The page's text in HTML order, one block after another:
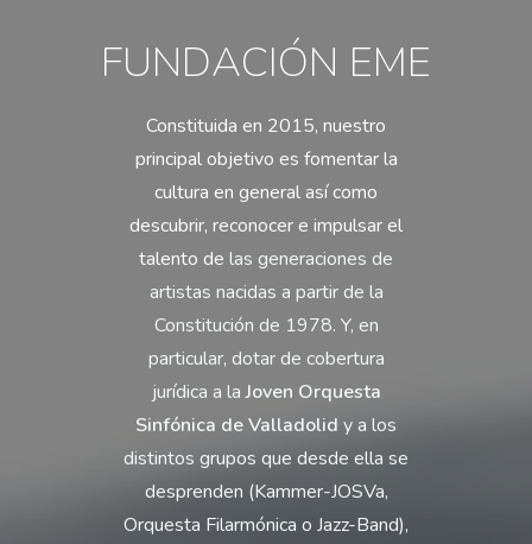
FUNDACIÓN EME
Constituida en 2015, nuestro
principal objetivo es fomentar la
cultura en general así como
descubrir, reconocer e impulsar el
talento de las generaciones de
artistas nacidas a partir de la
Constitución de 1978. Y, en
particular, dotar de cobertura
jurídica a laJoven Orquesta
Sinfónica de Valladolid y a los
distintos grupos que desde ella se
desprenden (Kammer-JOSVa,
Orquesta Filarmónica o Jazz-Band),